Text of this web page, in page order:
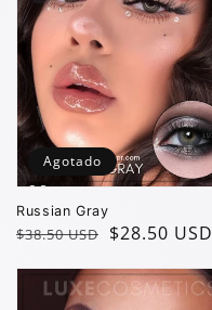
Russian Gray
Precio
$38.50 USD
Precio
oferta
$28.50 USD
Agotado